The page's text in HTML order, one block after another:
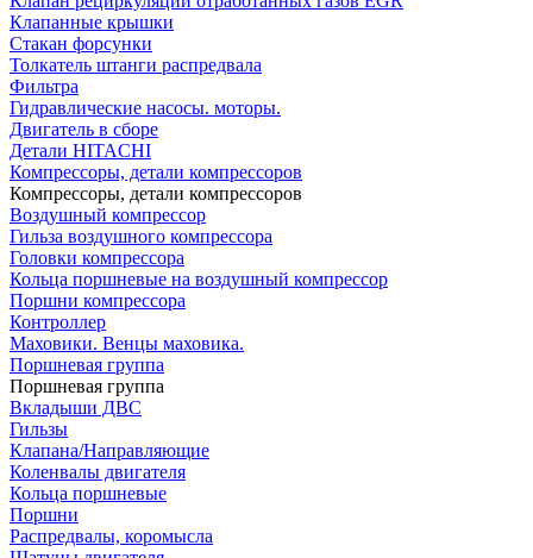
Клапанные крышки
Стакан форсунки
Толкатель штанги распредвала
Фильтра
Гидравлические насосы. моторы.
Двигатель в сборе
Детали HITACHI
Компрессоры, детали компрессоров
Компрессоры, детали компрессоров
Воздушный компрессор
Гильза воздушного компрессора
Головки компрессора
Кольца поршневые на воздушный компрессор
Поршни компрессора
Контроллер
Маховики. Венцы маховика.
Поршневая группа
Поршневая группа
Вкладыши ДВС
Гильзы
Клапана/Направляющие
Коленвалы двигателя
Кольца поршневые
Поршни
Распредвалы, коромысла